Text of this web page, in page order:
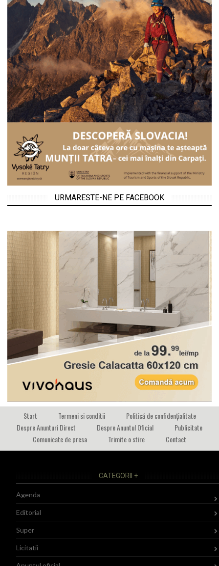
URMARESTE-NE PE FACEBOOK
Start Termeni si conditii
Politică de confidențialitate
Despre Anunturi Direct
Despre Anuntul Oficial
Publicitate
Comunicate de presa
Trimite o stire Contact
CATEGORII +
Agenda
Editorial
Super
Licitatii